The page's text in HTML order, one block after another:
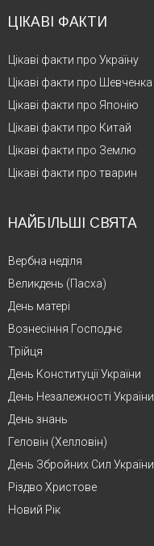
ЦІКАВІ ФАКТИ
Цікаві факти про Україну
Цікаві факти про Шевченка
Цікаві факти про Японію
Цікаві факти про Китай
Цікаві факти про Землю
Цікаві факти про тварин
НАЙБІЛЬШІ СВЯТА
Вербна неділя
Великдень (Пасха)
День матері
Вознесіння Господнє
Трійця
День Конституції України
День Незалежності України
День знань
Геловін (Хелловін)
День Збройних Сил України
Різдво Христове
Новий Рік